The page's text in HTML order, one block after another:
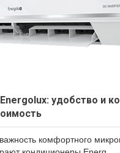
удобство и
комфортного